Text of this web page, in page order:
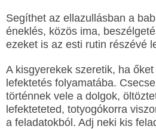
Segíthet az ellazullásban a
éneklés, közös ima,
ezeket is az esti rutin részévé
A kisgyerekek szeretik, ha
lefektetés folyamatába.
történnek vele a dolgok,
lefekteteted, totyogókorra
a feladatokból. Adj neki kis